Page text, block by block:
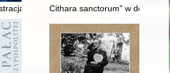
gminna w Generalnym
Cithara sanctorum" w domach